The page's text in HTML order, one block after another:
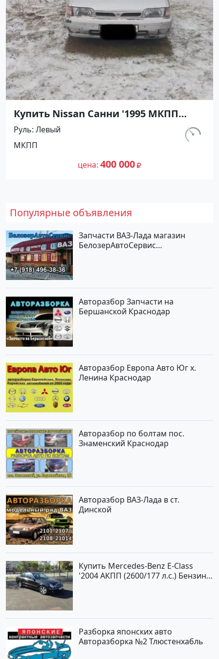
Купить Nissan Санни '1995 МКПП
(1400/90 л.с.) Бензин карбюратор
Абинск цвет Серебристый Седан по
цене 400000 рублей, объявление
№27476 на сайте Авторынок23
км.
Руль Левый
МКПП
цена 400 000
Популярные объявления
Запчасти ВАЗ-Лада магазин
БелозерАвтоСервис
Авторазбор Запчасти на
Бершанской Краснодар
Авторазбор Европа Авто Юг х.
Ленина Краснодар
Авторазбор по болтам пос.
Знаменский Краснодар
Авторазбор ВАЗ-Лада в ст.
Динской
Купить Mercedes-Benz E-Class
'2004 АКПП (2600/177 л.с.) Бензин
Разборка японских авто
Авторазборка №2 Тлюстенхабль